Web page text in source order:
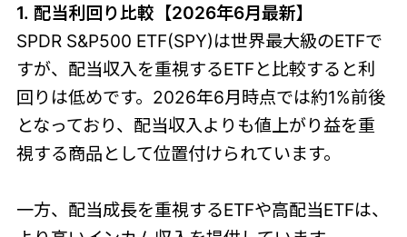
1. 配当利回り比較【2026年6月最新】
SPDR S&P500 ETF(SPY)は世界最大級のETFで
すが、配当収入を重視するETFと比較すると利
回りは低めです。2026年6月時点では約1%前後
となっており、配当収入よりも値上がり益を重
視する商品として位置付けられています。
一方、配当成長を重視するETFや高配当ETFは、